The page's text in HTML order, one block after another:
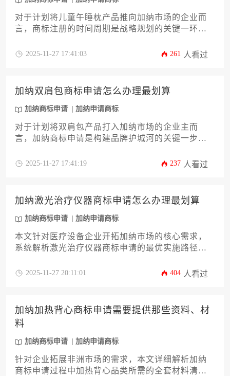
对于计划将儿童午睡枕产品推向加纳市场的企业而
言，商标注册的时间周期是战略规划的关键一环。
告及注册等多个阶段，整体流程耗时约12至24个
控知识产权布局节奏。
2025-11-27 17:41:03 261 人看过
加纳双肩包商标申请怎么办理最划算
加纳商标申请 加纳申请商标
对于计划将双肩包产品打入加纳市场的企业主而
言，加纳商标申请是构建品牌护城河的关键一步。
流程，内容涵盖从前期检索、类别选择到提交策略
稳健落地。
2025-11-27 17:41:19 237 人看过
加纳激光治疗仪器商标申请怎么办理最划算
加纳商标申请 加纳申请商标
本文针对医疗设备企业开拓加纳市场的核心需求，
系统解析激光治疗仪器商标申请的最优实施路径。
避，提供12个关键操作要点，帮助企业以最小成本
2025-11-27 20:11:01 404 人看过
加纳加热背心商标申请需要提供那些资料、材
料
加纳商标申请 加纳申请商标
针对企业拓展非洲市场的需求，本文详细解析加纳
商标申请过程中加热背心品类所需的全套材料清单